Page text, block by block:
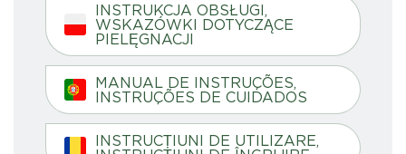
INSTRUKCJA OBSŁUGI,
WSKAZÓWKI DOTYCZĄCE
PIELĘGNACJI
MANUAL DE INSTRUÇÕES,
INSTRUÇÕES DE CUIDADOS
INSTRUCȚIUNI DE UTILIZARE,